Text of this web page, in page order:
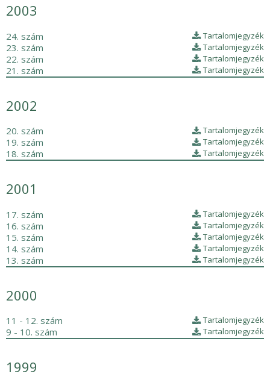
2003
24. szám Tartalomjegyzék
23. szám Tartalomjegyzék
22. szám Tartalomjegyzék
21. szám Tartalomjegyzék
2002
20. szám Tartalomjegyzék
19. szám Tartalomjegyzék
18. szám Tartalomjegyzék
2001
17. szám Tartalomjegyzék
16. szám Tartalomjegyzék
15. szám Tartalomjegyzék
14. szám Tartalomjegyzék
13. szám Tartalomjegyzék
2000
11 - 12. szám Tartalomjegyzék
9 - 10. szám Tartalomjegyzék
1999